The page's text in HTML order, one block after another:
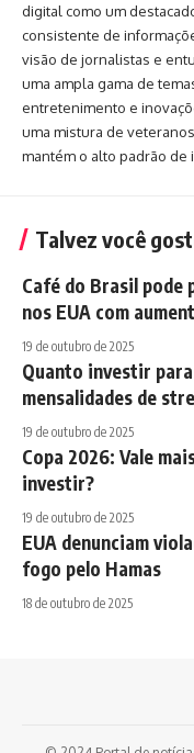
digital como um
consistente de
visão de jornalistas e
uma ampla gama de
entretenimento e
uma mistura de
mantém o alto padrão de
Talvez você
Café do Brasil pode
nos EUA com
19 de outubro de 2025
Quanto investir
mensalidades de
19 de outubro de 2025
Copa 2026: Vale
investir?
19 de outubro de 2025
EUA denunciam
fogo pelo Hamas
18 de outubro de 2025